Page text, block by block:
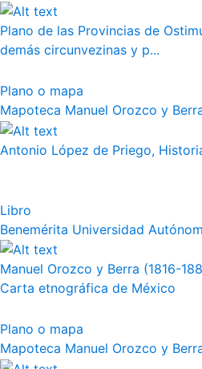
Plano de las Provincias de
demás circunvezinas y p...
Plano o mapa
Mapoteca Manuel Orozco y
Antonio López de Priego,
Libro
Benemérita Universidad
Manuel Orozco y Berra (1816-
Carta etnográfica de México
Plano o mapa
Mapoteca Manuel Orozco y